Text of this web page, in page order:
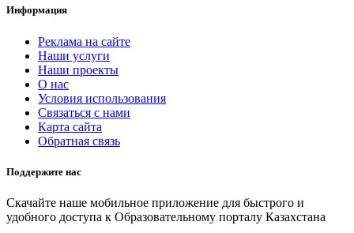
Информация
Реклама на сайте
Наши услуги
Наши проекты
О нас
Условия использования
Связаться с нами
Карта сайта
Обратная связь
Поддержите нас
Скачайте наше мобильное приложение для быстрого и
удобного доступа к Образовательному порталу Казахстана